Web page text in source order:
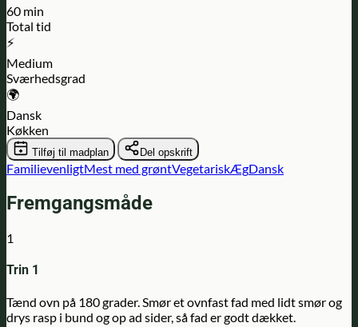
60 min
Total tid
⚡
Medium
Sværhedsgrad
🌍
Dansk
Køkken
Tilføj til madplan Del opskrift
FamilievenligtMest med grøntVegetariskÆgDansk
Fremgangsmåde
1
Trin 1
Tænd ovn på 180 grader. Smør et ovnfast fad med lidt smør og
drys rasp i bund og op ad sider, så fad er godt dækket.